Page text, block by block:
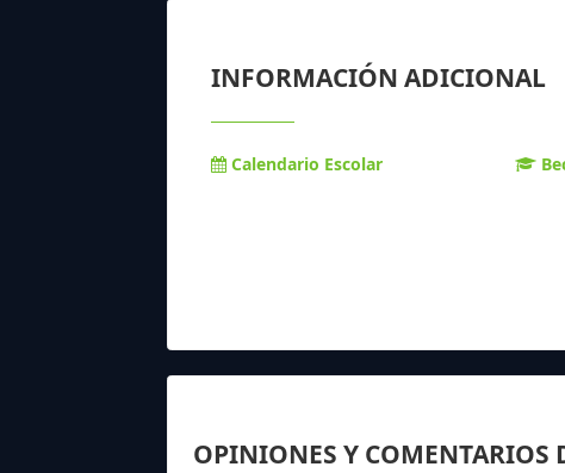
INFORMACIÓN ADICIONAL
Calendario Escolar
OPINIONES Y COMENTARIOS